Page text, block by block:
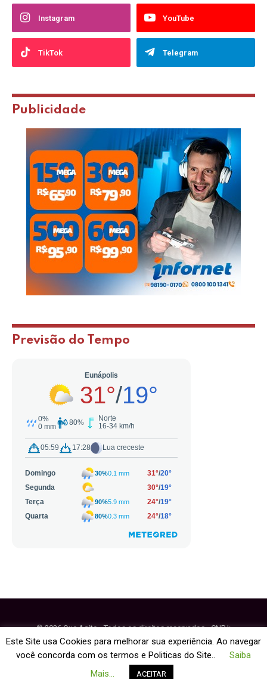
Instagram YouTube
TikTok Telegram
Publicidade
Previsão do Tempo
© 2026 Que Agito - Todos os direitos reservados - CNPJ:
64.884.270/0001-95
Política de Cookies
Este Site usa Cookies para melhorar sua experiência. Ao navegar
você concorda com os termos e Politicas do Site..
Saiba
Mais...
ACEITAR